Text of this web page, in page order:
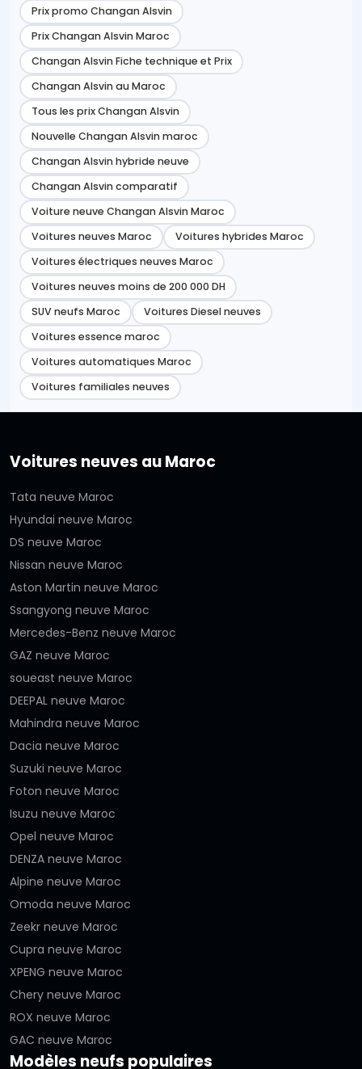
Prix promo Changan Alsvin
Prix Changan Alsvin Maroc
Changan Alsvin Fiche technique et Prix
Changan Alsvin au Maroc
Tous les prix Changan Alsvin
Nouvelle Changan Alsvin maroc
Changan Alsvin hybride neuve
Changan Alsvin comparatif
Voiture neuve Changan Alsvin Maroc
Voitures neuves Maroc
Voitures hybrides Maroc
Voitures électriques neuves Maroc
Voitures neuves moins de 200 000 DH
SUV neufs Maroc
Voitures Diesel neuves
Voitures essence maroc
Voitures automatiques Maroc
Voitures familiales neuves
Voitures neuves au Maroc
Tata neuve Maroc
Hyundai neuve Maroc
DS neuve Maroc
Nissan neuve Maroc
Aston Martin neuve Maroc
Ssangyong neuve Maroc
Mercedes-Benz neuve Maroc
GAZ neuve Maroc
soueast neuve Maroc
DEEPAL neuve Maroc
Mahindra neuve Maroc
Dacia neuve Maroc
Suzuki neuve Maroc
Foton neuve Maroc
Isuzu neuve Maroc
Opel neuve Maroc
DENZA neuve Maroc
Alpine neuve Maroc
Omoda neuve Maroc
Zeekr neuve Maroc
Cupra neuve Maroc
XPENG neuve Maroc
Chery neuve Maroc
ROX neuve Maroc
GAC neuve Maroc
Modèles neufs populaires